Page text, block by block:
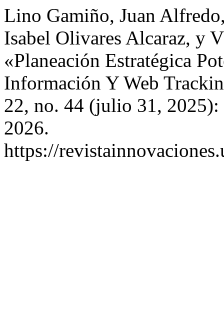
Lino Gamiño, Juan
Isabel Olivares Alcaraz, y
«Planeación Estratégica
Información Y Web
22, no. 44 (julio 31, 2025):
2026.
https://